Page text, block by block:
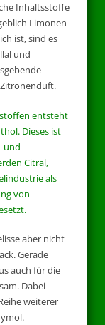
Inhaltsstoffe
Limonen
ist, sind es
und
entsteht
Dieses ist
und
Citral,
als
von
aber nicht
Gerade
auch für die
Dabei
weiterer